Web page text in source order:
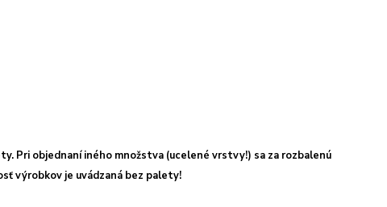
Pri objednaní iného množstva (ucelené vrstvy!) sa za rozbalenú
výrobkov je uvádzaná bez palety!